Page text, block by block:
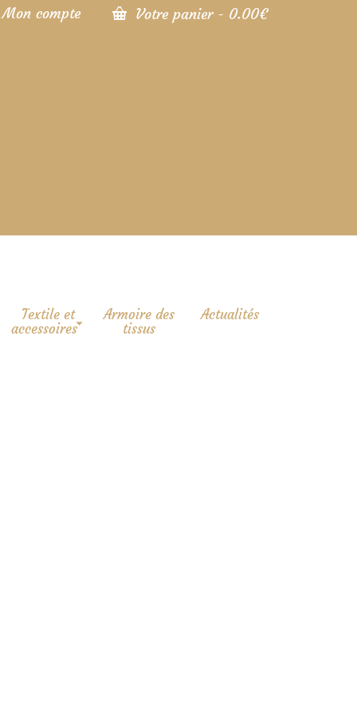
Mon compte Votre panier - 0.00€
Textile et
accessoires
Armoire des
tissus
Actualités